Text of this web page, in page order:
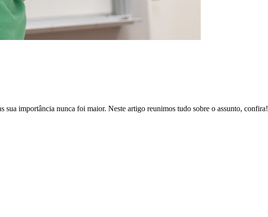
sua importância nunca foi maior. Neste artigo reunimos tudo sobre o assunto, confira!